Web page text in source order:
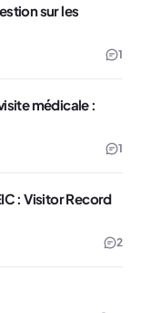
sur les
1
médicale :
1
: Visitor Record
2